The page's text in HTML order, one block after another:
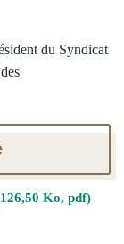
du Syndicat
126,50 Ko, pdf